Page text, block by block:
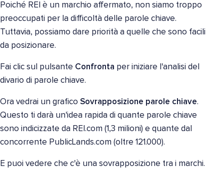
Poiché REI è un marchio affermato, non siamo troppo
preoccupati per la difficoltà delle parole chiave.
Tuttavia, possiamo dare priorità a quelle che sono facili
da posizionare.
Fai clic sul pulsante Confronta per iniziare l'analisi del
divario di parole chiave.
Ora vedrai un grafico Sovrapposizione parole chiave.
Questo ti darà un'idea rapida di quante parole chiave
sono indicizzate da REI.com (1,3 milioni) e quante dal
concorrente PublicLands.com (oltre 121.000).
E puoi vedere che c'è una sovrapposizione tra i marchi.